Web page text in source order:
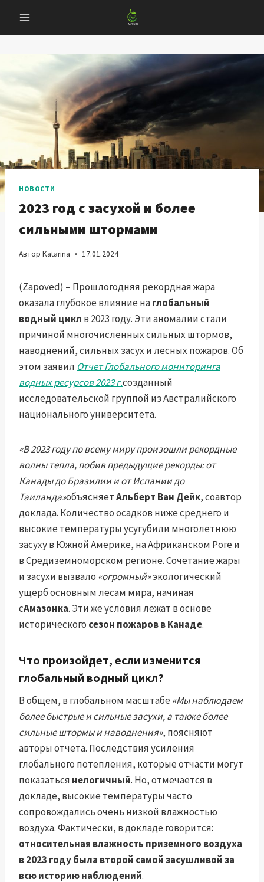
содержанию
НОВОСТИ
2023 год с засухой и более
сильными штормами
Автор Katarina 17.01.2024
(Zapoved) – Прошлогодняя рекордная жара
оказала глубокое влияние наглобальный
водный цикл в 2023 году. Эти аномалии стали
причиной многочисленных сильных штормов,
наводнений, сильных засух и лесных пожаров. Об
этом заявил Отчет Глобального мониторинга
водных ресурсов 2023 г.созданный
исследовательской группой из Австралийского
национального университета.
«В 2023 году по всему миру произошли рекордные
волны тепла, побив предыдущие рекорды: от
Канады до Бразилии и от Испании до
Таиланда»объясняетАльберт Ван Дейк, соавтор
доклада. Количество осадков ниже среднего и
высокие температуры усугубили многолетнюю
засуху в Южной Америке, на Африканском Роге и
в Средиземноморском регионе. Сочетание жары
и засухи вызвало «огромный»экологический
ущерб основным лесам мира, начиная
сАмазонка. Эти же условия лежат в основе
исторического сезон пожаров в Канаде.
Что произойдет, если изменится
глобальный водный цикл?
В общем, в глобальном масштабе «Мы наблюдаем
более быстрые и сильные засухи, а также более
сильные штормы и наводнения», поясняют
авторы отчета. Последствия усиления
глобального потепления, которые отчасти могут
показаться нелогичный. Но, отмечается в
докладе, высокие температуры часто
сопровождались очень низкой влажностью
воздуха. Фактически, в докладе говорится:
относительная влажность приземного воздуха
в 2023 году была второй самой засушливой за
всю историю наблюдений.